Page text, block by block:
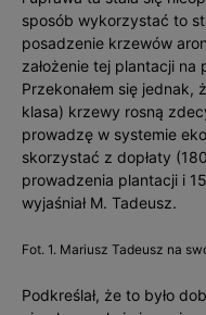
sposób wykorzystać to
posadzenie krzewów
założenie tej plantacji
Przekonałem się jednak,
klasa) krzewy rosną
prowadzę w systemie
skorzystać z dopłaty
prowadzenia plantacji i
wyjaśniał M. Tadeusz.
Fot. 1. Mariusz Tadeusz na
Podkreślał, że to było